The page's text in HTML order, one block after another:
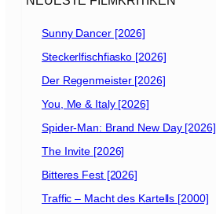
Sunny Dancer [2026]
Steckerlfischfiasko [2026]
Der Regenmeister [2026]
You, Me & Italy [2026]
Spider-Man: Brand New Day [2026]
The Invite [2026]
Bitteres Fest [2026]
Traffic – Macht des Kartells [2000]